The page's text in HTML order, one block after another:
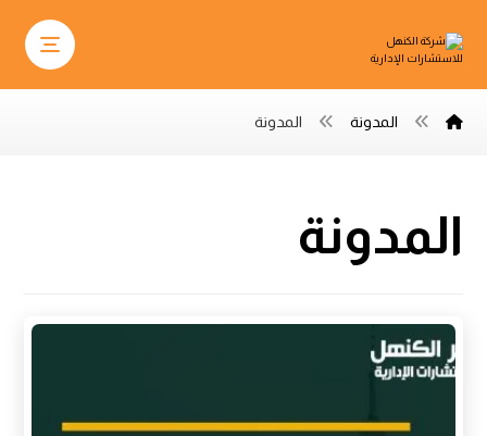
المدونة المدونة
المدونة